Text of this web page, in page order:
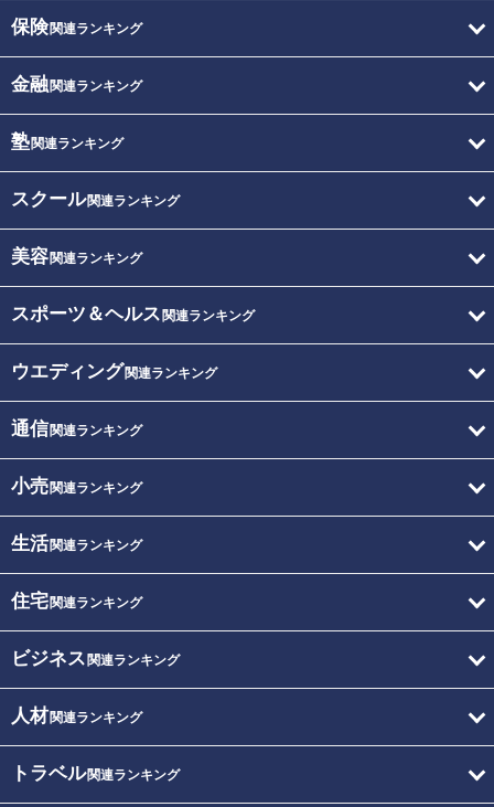
保険関連ランキング
金融関連ランキング
塾関連ランキング
スクール関連ランキング
美容関連ランキング
スポーツ＆ヘルス 関連ランキング
ウエディング関連ランキング
通信関連ランキング
小売関連ランキング
生活関連ランキング
住宅関連ランキング
ビジネス 関連ランキング
人材関連ランキング
トラベル関連ランキング